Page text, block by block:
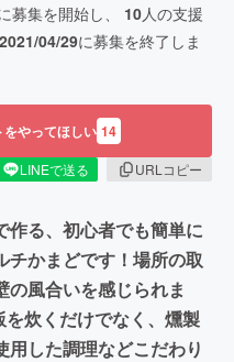
募集を開始し、 10人の支援
2021/04/29に募集を終了しま
をやってほしい 14
LINEで送る
URLコピー
作る、初心者でも簡単に
チかまどです！場所の取
の風合いを感じられま
炊くだけでなく、燻製
した調理などこだわり